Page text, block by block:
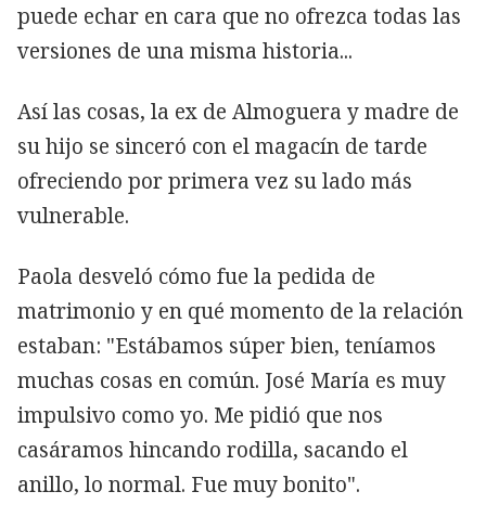
puede echar en cara que no ofrezca todas las
versiones de una misma historia...
Así las cosas, la ex de Almoguera y madre de
su hijo se sinceró con el magacín de tarde
ofreciendo por primera vez su lado más
vulnerable.
Paola desveló cómo fue la pedida de
matrimonio y en qué momento de la relación
estaban: "Estábamos súper bien, teníamos
muchas cosas en común. José María es muy
impulsivo como yo. Me pidió que nos
casáramos hincando rodilla, sacando el
anillo, lo normal. Fue muy bonito".